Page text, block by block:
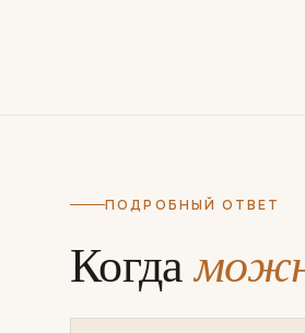
ПОДРОБНЫЙ ОТВЕТ
Когда